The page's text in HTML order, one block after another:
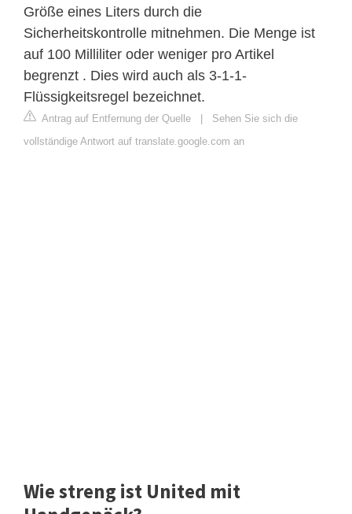
Größe eines Liters durch die
Sicherheitskontrolle mitnehmen. Die Menge ist
auf 100 Milliliter oder weniger pro Artikel
begrenzt . Dies wird auch als 3-1-1-
Flüssigkeitsregel bezeichnet.
Antrag auf Entfernung der Quelle
Sehen Sie sich die
vollständige Antwort auf translate.google.com an
Wie streng ist United mit